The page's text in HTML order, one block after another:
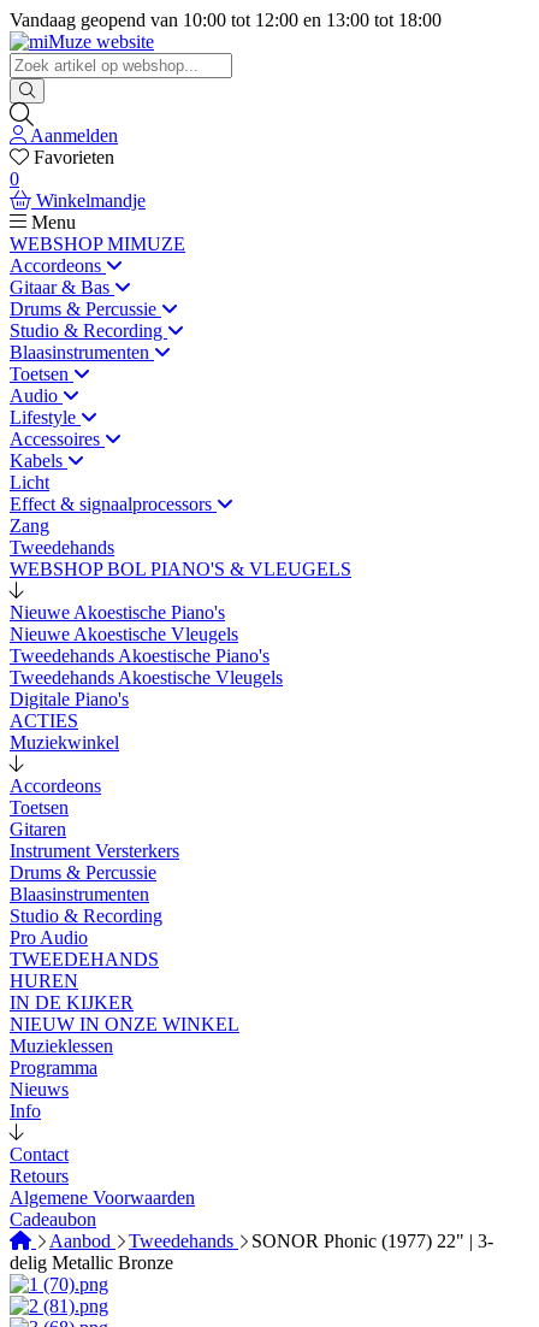
Vandaag geopend van 10:00 tot 12:00 en 13:00 tot 18:00
Aanmelden
Favorieten
0
Winkelmandje
Menu
WEBSHOP MIMUZE
Accordeons
Gitaar & Bas
Drums & Percussie
Studio & Recording
Blaasinstrumenten
Toetsen
Audio
Lifestyle
Accessoires
Kabels
Licht
Effect & signaalprocessors
Zang
Tweedehands
WEBSHOP BOL PIANO'S & VLEUGELS
Nieuwe Akoestische Piano's
Nieuwe Akoestische Vleugels
Tweedehands Akoestische Piano's
Tweedehands Akoestische Vleugels
Digitale Piano's
ACTIES
Muziekwinkel
Accordeons
Toetsen
Gitaren
Instrument Versterkers
Drums & Percussie
Blaasinstrumenten
Studio & Recording
Pro Audio
TWEEDEHANDS
HUREN
IN DE KIJKER
NIEUW IN ONZE WINKEL
Muzieklessen
Programma
Nieuws
Info
Contact
Retours
Algemene Voorwaarden
Cadeaubon
Aanbod
Tweedehands
SONOR Phonic (1977) 22" | 3-
delig Metallic Bronze